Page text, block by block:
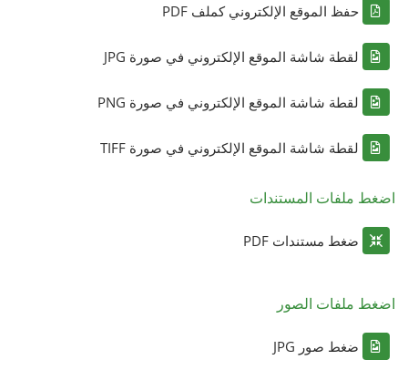
حفظ الموقع الإلكتروني كملف PDF
لقطة شاشة الموقع الإلكتروني في صورة JPG
لقطة شاشة الموقع الإلكتروني في صورة PNG
لقطة شاشة الموقع الإلكتروني في صورة TIFF
اضغط ملفات المستندات
ضغط مستندات PDF
اضغط ملفات الصور
ضغط صور JPG